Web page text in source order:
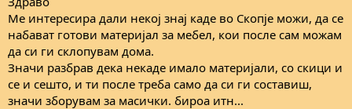
м
а
т
а
н
у
в
а
њ
е
Ме интересира дали некој знај каде во Скопје можи, да се
набават готови материјал за мебел, кои после сам можам
да си ги склопувам дома.
Значи разбрав дека некаде имало материјали, со скици и
се и сешто, и ти после треба само да си ги составиш,
значи зборувам за масички. бироа итн...